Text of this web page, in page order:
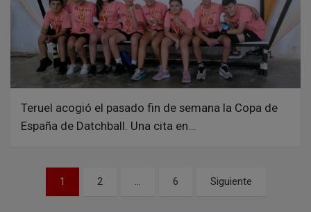
Teruel acogió el pasado fin de semana la Copa de
España de Datchball. Una cita en…
1 2 … 6 Siguiente